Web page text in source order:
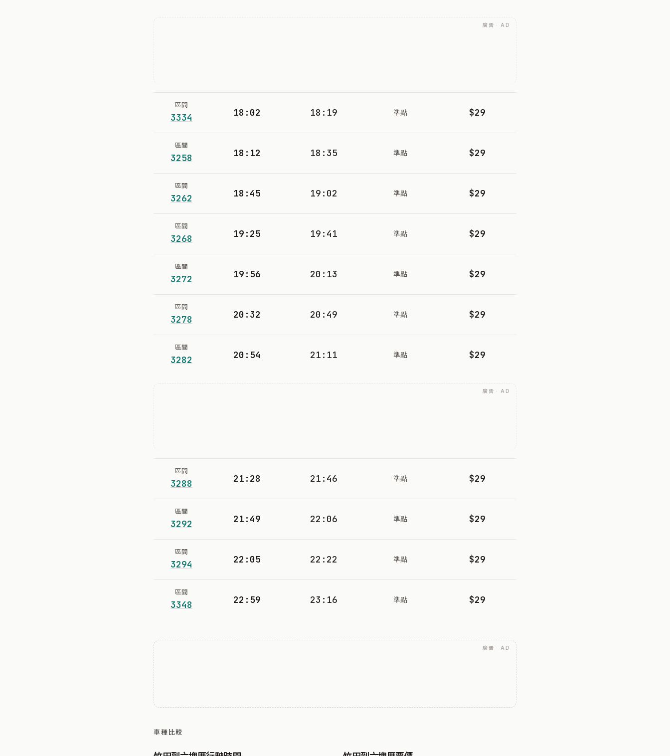
廣告 · AD
區間
3334 18:02 18:19 準點 $29
區間
3258 18:12 18:35 準點 $29
區間
3262 18:45 19:02 準點 $29
區間
3268 19:25 19:41 準點 $29
區間
3272 19:56 20:13 準點 $29
區間
3278 20:32 20:49 準點 $29
區間
3282 20:54 21:11 準點 $29
廣告 · AD
區間
3288 21:28 21:46 準點 $29
區間
3292 21:49 22:06 準點 $29
區間
3294 22:05 22:22 準點 $29
區間
3348 22:59 23:16 準點 $29
廣告 · AD
車種比較